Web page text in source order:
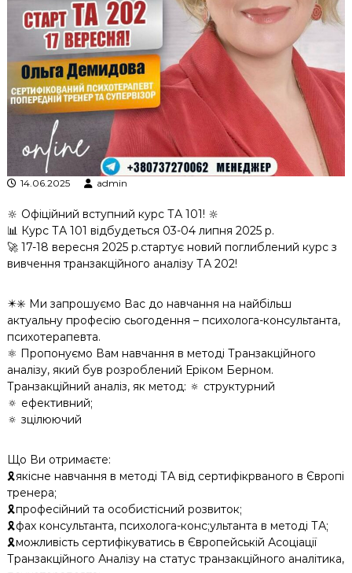
к
ц
і
й
н
о
г
о
а
л
і
у
14.06.2025 admin
🔆 Офіційний вступний курс ТА 101! 🔆
📊 Курс ТА 101 відбудеться 03-04 липня 2025 р.
🚀 17-18 вересня 2025 р.стартує новий поглиблений курс з
вивчення транзакційного аналізу ТА 202!
✴️✳️ Ми запрошуємо Вас до навчання на найбільш
актуальну професію сьогодення – психолога-консультанта,
психотерапевта.
⚛️ Пропонуємо Вам навчання в методі Транзакційного
аналізу, який був розроблений Еріком Берном.
Транзакційний аналіз, як метод: 🔅 структурний
🔅 ефективний;
🔅 зцілюючий
Що Ви отримаєте:
🎗якісне навчання в методі ТА від сертифікрваного в Європі
тренера;
🎗професійний та особистісний розвиток;
🎗фах консультанта, психолога-конс;ультанта в методі ТА;
🎗можливість сертифікуватись в Європейській Асоціації
Транзакційного Аналізу на статус транзакційного аналітика,